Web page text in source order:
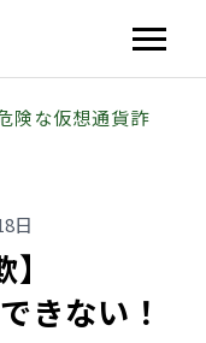
危険な仮想通貨詐
日
きない！